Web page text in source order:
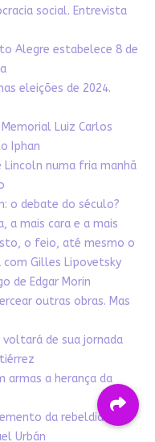
social. Entrevista
Alegre estabelece 8 de
eleições de 2024.
Luiz Carlos
Iphan
Lincoln numa fria manhã
o debate do século?
a mais cara e a mais
o feio, até mesmo o
com Gilles Lipovetsky
de Edgar Morin
outras obras. Mas
de sua jornada
armas a herança da
da rebeldia da
Urbán